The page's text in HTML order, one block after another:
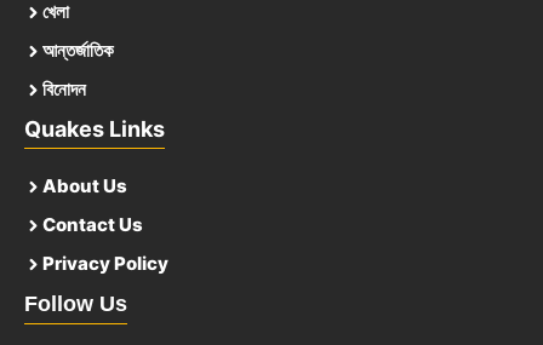
খেলা
আন্তর্জাতিক
বিনোদন
Quakes Links
About Us
Contact Us
Privacy Policy
Follow Us